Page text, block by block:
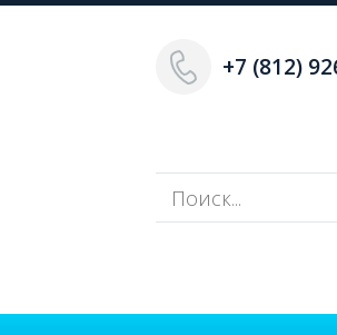
+7 (812)